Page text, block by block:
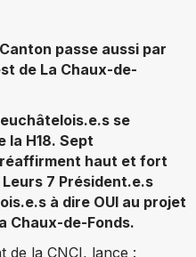
passe aussi par
de La Chaux-de-
se
la H18. Sept
haut et fort
7 Président.e.s
à dire OUI au projet
Chaux-de-Fonds.
de la CNCI, lance :